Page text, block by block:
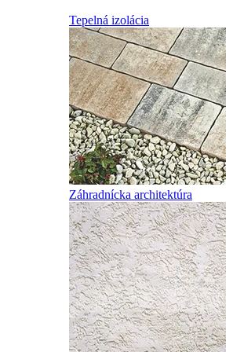
Tepelná izolácia
Záhradnícka architektúra